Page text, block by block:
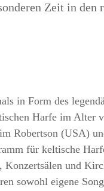
Zeit in
in Form des
Harfe im Alter
Robertson (USA)
für keltische
und
sowohl eigene